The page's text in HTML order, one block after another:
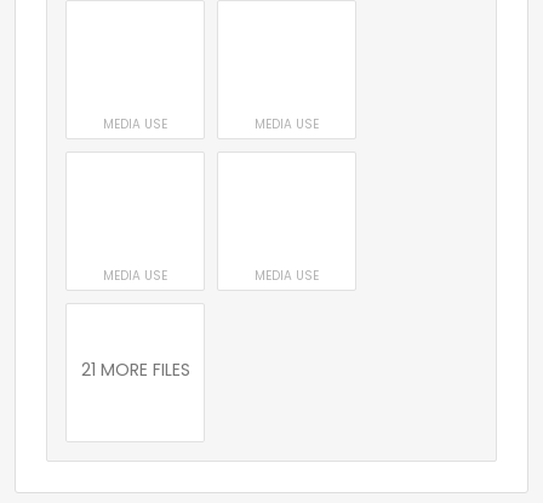
MEDIA USE MEDIA USE
MEDIA USE MEDIA USE
21 MORE FILES